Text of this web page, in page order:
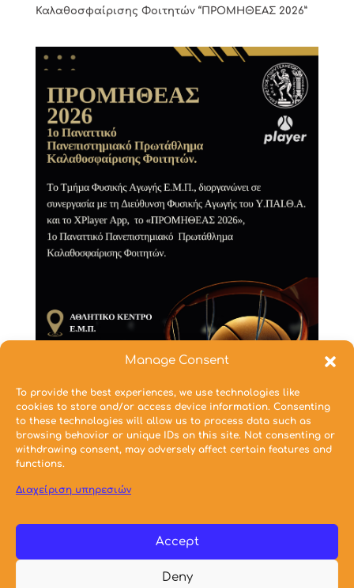
Manage Consent
To provide the best experiences, we use technologies like
cookies to store and/or access device information. Consenting
to these technologies will allow us to process data such as
browsing behavior or unique IDs on this site. Not consenting or
withdrawing consent, may adversely affect certain features and
functions.
Διαχείριση υπηρεσιών
Accept
Deny
Καλαθοσφαίρισης Φοιτητών “ΠΡΟΜΗΘΕΑΣ 2026”
Συνημμένα Αρχεία
Δεν υπάρχουν συνημμένα σε αυτή την Ανακοίνωση
08/05/2026